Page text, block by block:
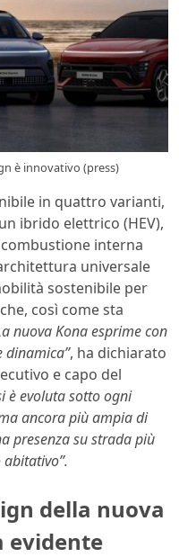
è innovativo (press)
in quattro varianti,
ibrido elettrico (HEV),
interna
universale
sostenibile per
così come sta
nuova Kona esprime con
dinamica”, ha dichiarato
e capo del
è evoluta sotto ogni
ancora più ampia di
presenza su strada più
della nuova
evidente